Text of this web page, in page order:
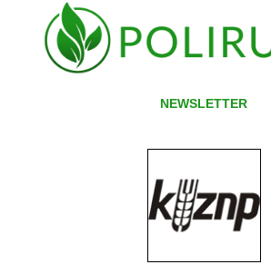
NEWSLETTER